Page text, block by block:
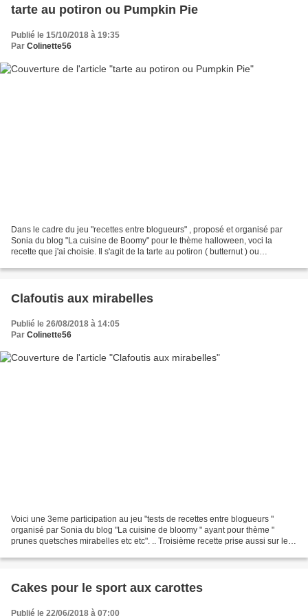
tarte au potiron ou Pumpkin Pie
Publié le 15/10/2018 à 19:35
Par Colinette56
Dans le cadre du jeu "recettes entre blogueurs" , proposé et organisé par
Sonia du blog "La cuisine de Boomy" pour le thème halloween, voci la
recette que j'ai choisie. Il s'agit de la tarte au potiron ( butternut ) ou
Clafoutis aux mirabelles
Publié le 26/08/2018 à 14:05
Par Colinette56
Voici une 3eme participation au jeu "tests de recettes entre blogueurs "
organisé par Sonia du blog "La cuisine de bloomy " ayant pour thème "
prunes quetsches mirabelles etc etc". .. Troisième recette prise aussi sur le
Cakes pour le sport aux carottes
Publié le 22/06/2018 à 07:00